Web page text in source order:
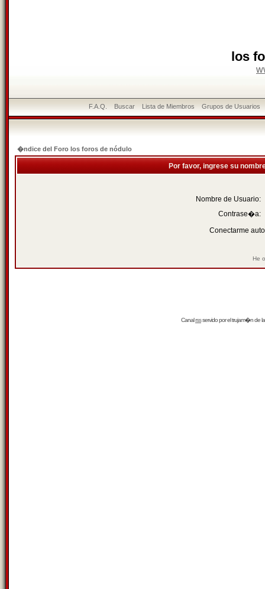
los
F.A.Q. Buscar Lista de Miembros Grupos de Usuarios
�ndice del Foro los foros de nódulo
Por favor, ingrese su
Nombre de Usuario:
Contrase�a:
Conectarme
He
Canalrssservido por eltrujam�nde